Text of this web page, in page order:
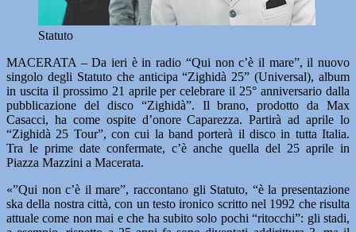
Statuto
MACERATA – Da ieri è in radio “Qui non c’è il mare”, il nuovo
singolo degli Statuto che anticipa “Zighidà 25” (Universal), album
in uscita il prossimo 21 aprile per celebrare il 25° anniversario dalla
pubblicazione del disco “Zighidà”. Il brano, prodotto da Max
Casacci, ha come ospite d’onore Caparezza. Partirà ad aprile lo
“Zighidà 25 Tour”, con cui la band porterà il disco in tutta Italia.
Tra le prime date confermate, c’è anche quella del 25 aprile in
Piazza Mazzini a Macerata.
«”Qui non c’è il mare”, raccontano gli Statuto, “è la presentazione
ska della nostra città, con un testo ironico scritto nel 1992 che risulta
attuale come non mai e che ha subito solo pochi “ritocchi”: gli stadi,